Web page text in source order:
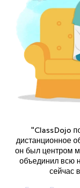
"ClassDojo
дистанционное
он был центром
объединил всю
сейчас